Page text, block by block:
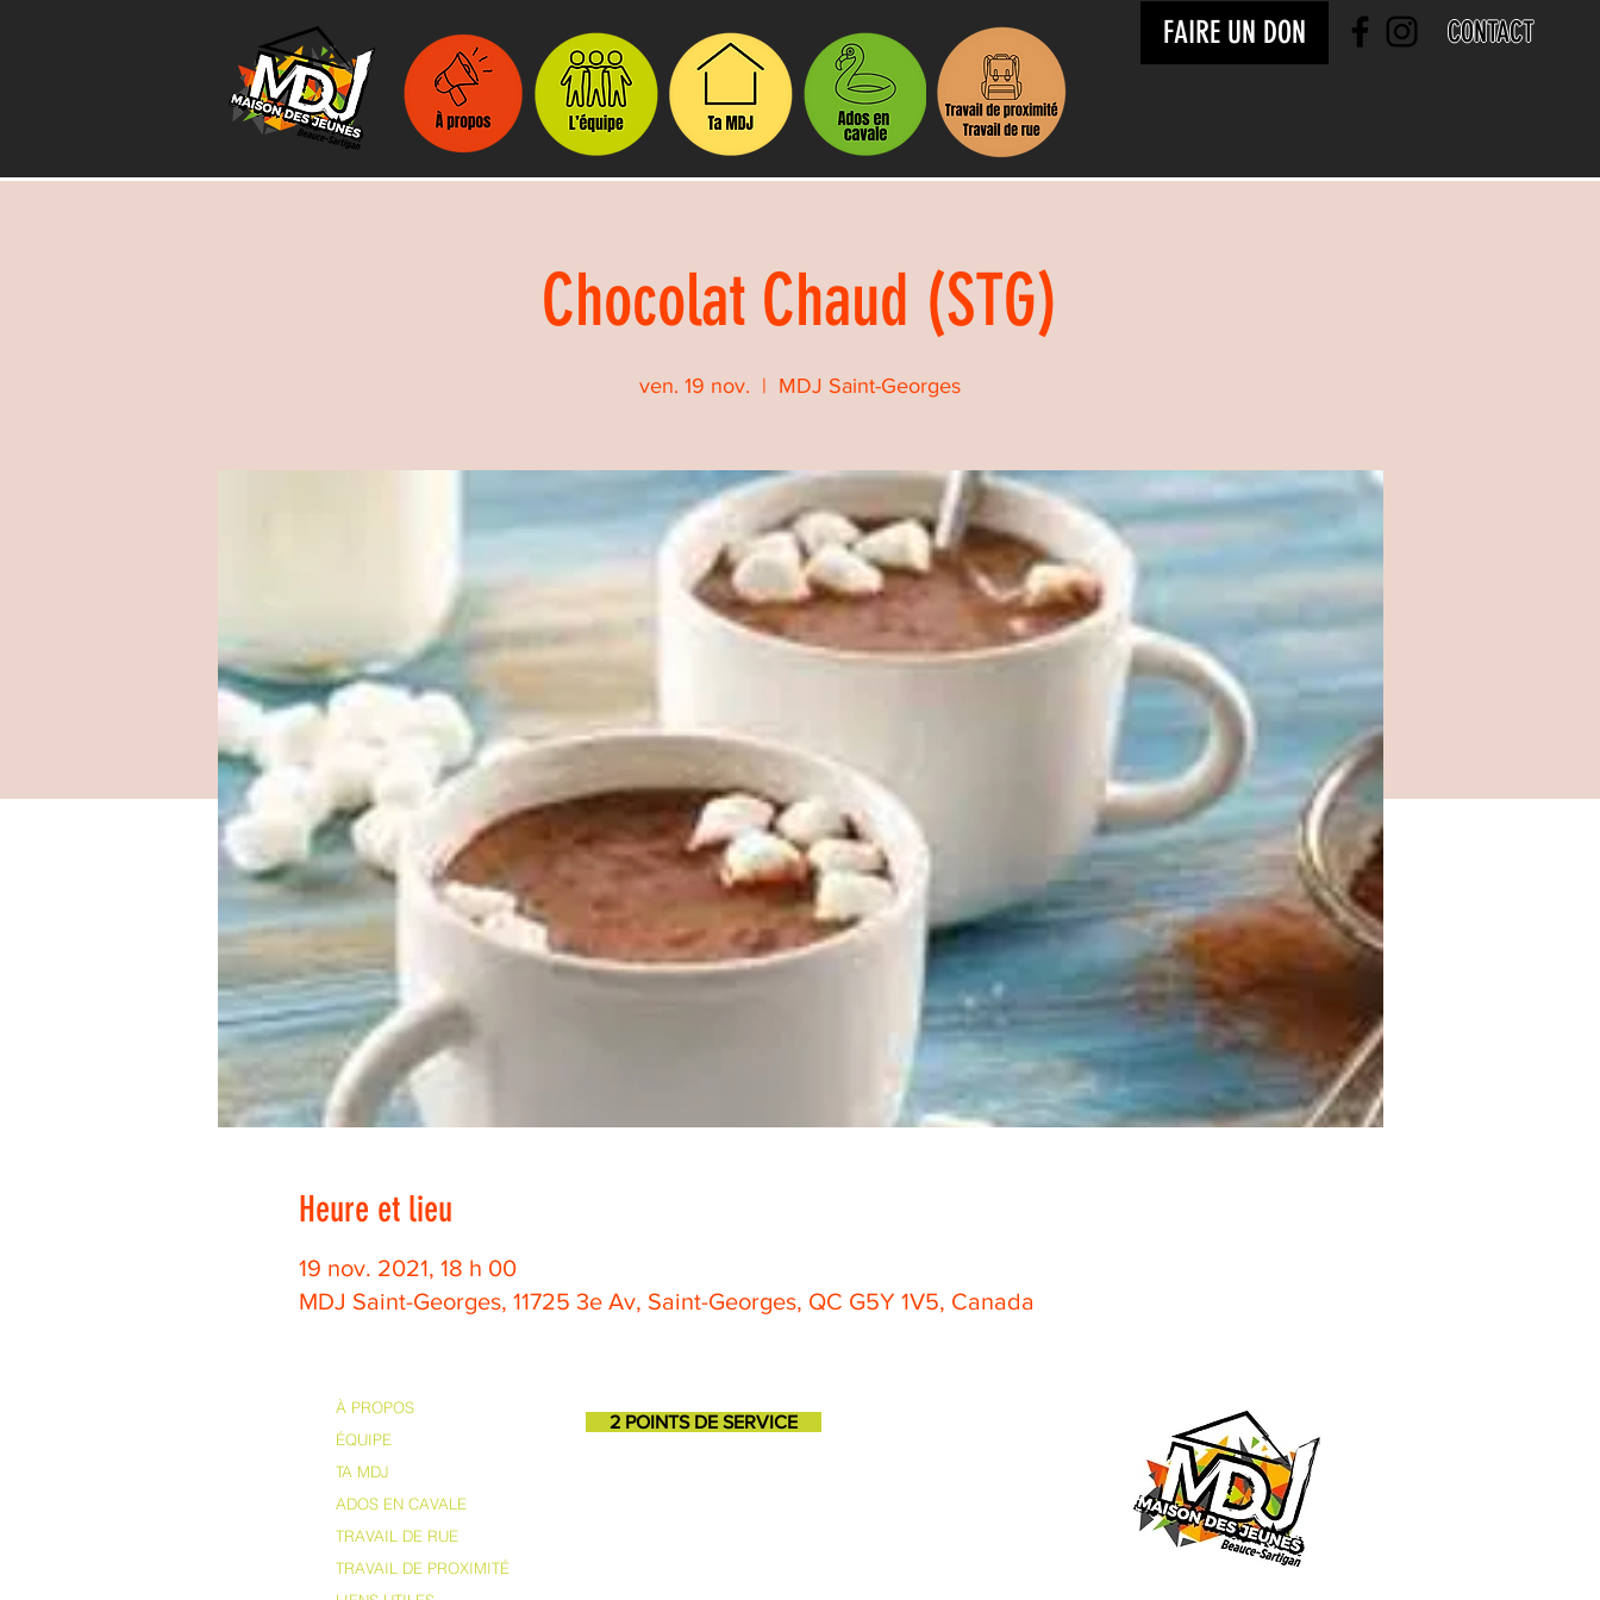
FAIRE UN DON CONTACT
Chocolat Chaud (STG)
ven. 19 nov.
  |
MDJ Saint-Georges
Heure et lieu
19 nov. 2021, 18 h 00
MDJ Saint-Georges, 11725 3e Av, Saint-Georges, QC G5Y 1V5, Canada
À PROPOS
ÉQUIPE
TA MDJ
ADOS EN CAVALE
TRAVAIL DE RUE
TRAVAIL DE PROXIMITÉ
2 POINTS DE SERVICE